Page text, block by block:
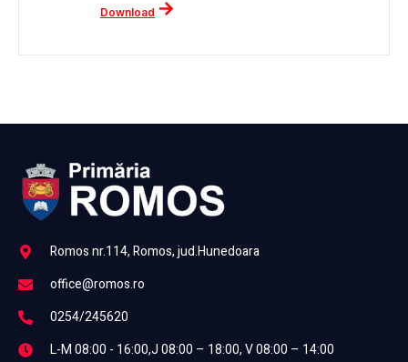
Download
Romos nr.114, Romos, jud.Hunedoara
office@romos.ro
0254/245620
L-M 08:00 - 16:00,J 08:00 – 18:00, V 08:00 – 14:00